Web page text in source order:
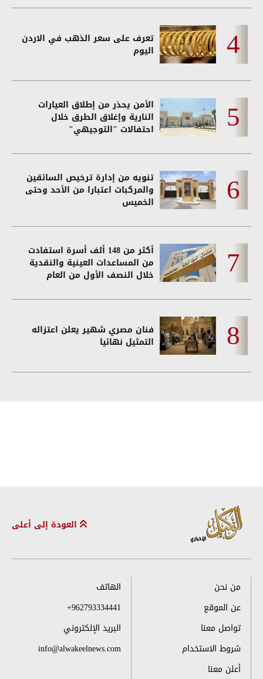
تعرف على سعر الذهب في الاردن
اليوم
الأمن يحذر من إطلاق العيارات
النارية وإغلاق الطرق خلال
احتفالات "التوجيهي"
تنويه من إدارة ترخيص السائقين
والمركبات اعتبارا من الأحد وحتى
الخميس
أكثر من 148 ألف أسرة استفادت
من المساعدات العينية والنقدية
خلال النصف الأول من العام
فنان مصري شهير يعلن اعتزاله
التمثيل نهائيا
العودة إلى أعلى
من نحن
عن الموقع
تواصل معنا
شروط الاستخدام
أعلن معنا
الهاتف
+962793334441
البريد الإلكتروني
info@alwakeelnews.com